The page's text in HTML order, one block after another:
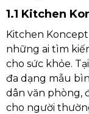
1.1 Kitchen
Kitchen
những ai tìm
cho sức khỏe.
đa dạng mẫu
dân văn phòng,
cho người